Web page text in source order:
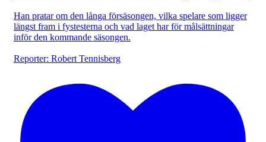
Han pratar om den långa försäsongen, vilka spelare som ligger
längst fram i fystesterna och vad laget har för målsättningar
inför den kommande säsongen.
Reporter: Robert Tennisberg